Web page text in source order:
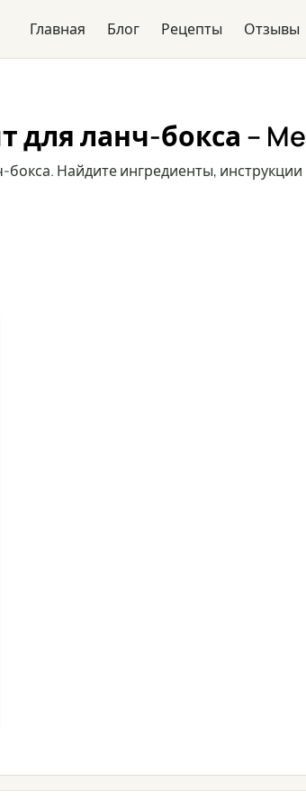
Главная Блог Рецепты Отзывы
для ланч-бокса –
Найдите ингредиенты,
← Все категории